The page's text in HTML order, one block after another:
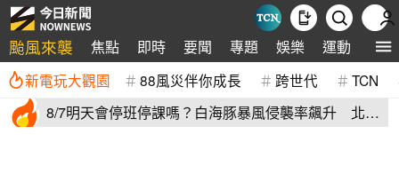
颱風來襲 焦點 即時 要聞 專題 娛樂 運動 全球
新電玩大觀園 88風災伴你成長 跨世代 TCN
8/7明天會停班停課嗎？白海豚暴風侵襲率飆升 北北